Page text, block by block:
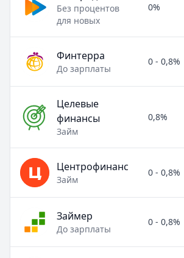
Без процентов
для новых
0%
Финтерра
До зарплаты
0 - 0,8%
Целевые
финансы
Займ
0,8%
Центрофинанс
Займ
0 - 0,8%
Займер
До зарплаты
0 - 0,8%